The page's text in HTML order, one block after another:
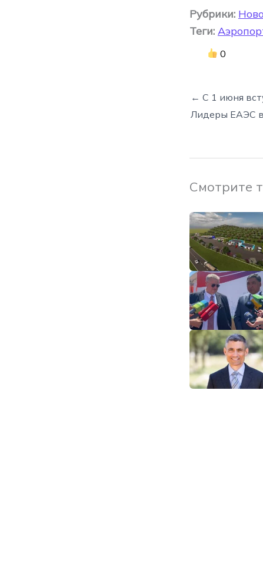
Рубрики:
Теги:
0
← С 1 июня
Лидеры ЕАЭС
Смотрите